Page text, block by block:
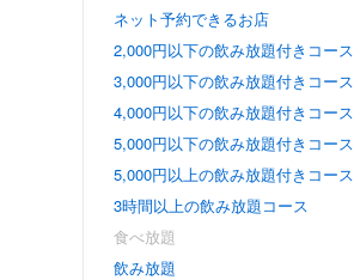
ネット予約できるお店
2,000円以下の飲み放題付きコース
3,000円以下の飲み放題付きコース
4,000円以下の飲み放題付きコース
5,000円以下の飲み放題付きコース
5,000円以上の飲み放題付きコース
3時間以上の飲み放題コース
食べ放題
飲み放題